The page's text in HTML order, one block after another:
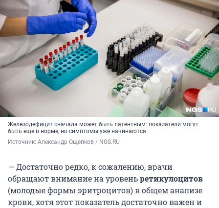
Железодефицит сначала может быть латентным: показатели могут
быть еще в норме, но симптомы уже начинаются
Источник: Александр Ощепков / NGS.RU
—Достаточно редко, к сожалению, врачи
обращают внимание на уровеньретикулоцитов
(молодые формы эритроцитов) в общем анализе
крови, хотя этот показатель достаточно важен и